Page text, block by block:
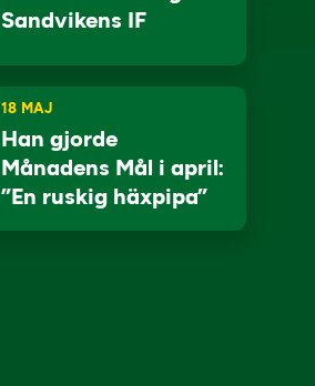
Sandvikens IF
18 MAJ
Han gjorde
Månadens Mål i april:
”En ruskig häxpipa”